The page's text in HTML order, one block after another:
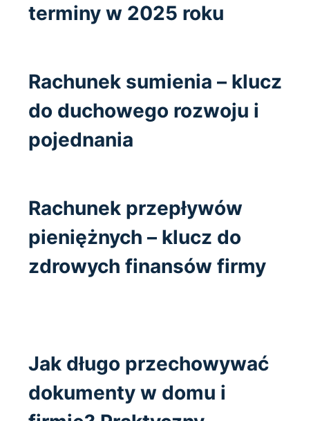
terminy w 2025 roku
Rachunek sumienia – klucz
do duchowego rozwoju i
pojednania
Rachunek przepływów
pieniężnych – klucz do
zdrowych finansów firmy
Jak długo przechowywać
dokumenty w domu i